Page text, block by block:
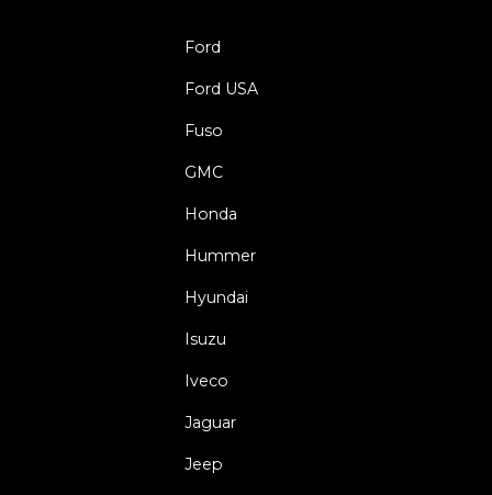
Ford
Ford USA
Fuso
GMC
Honda
Hummer
Hyundai
Isuzu
Iveco
Jaguar
Jeep